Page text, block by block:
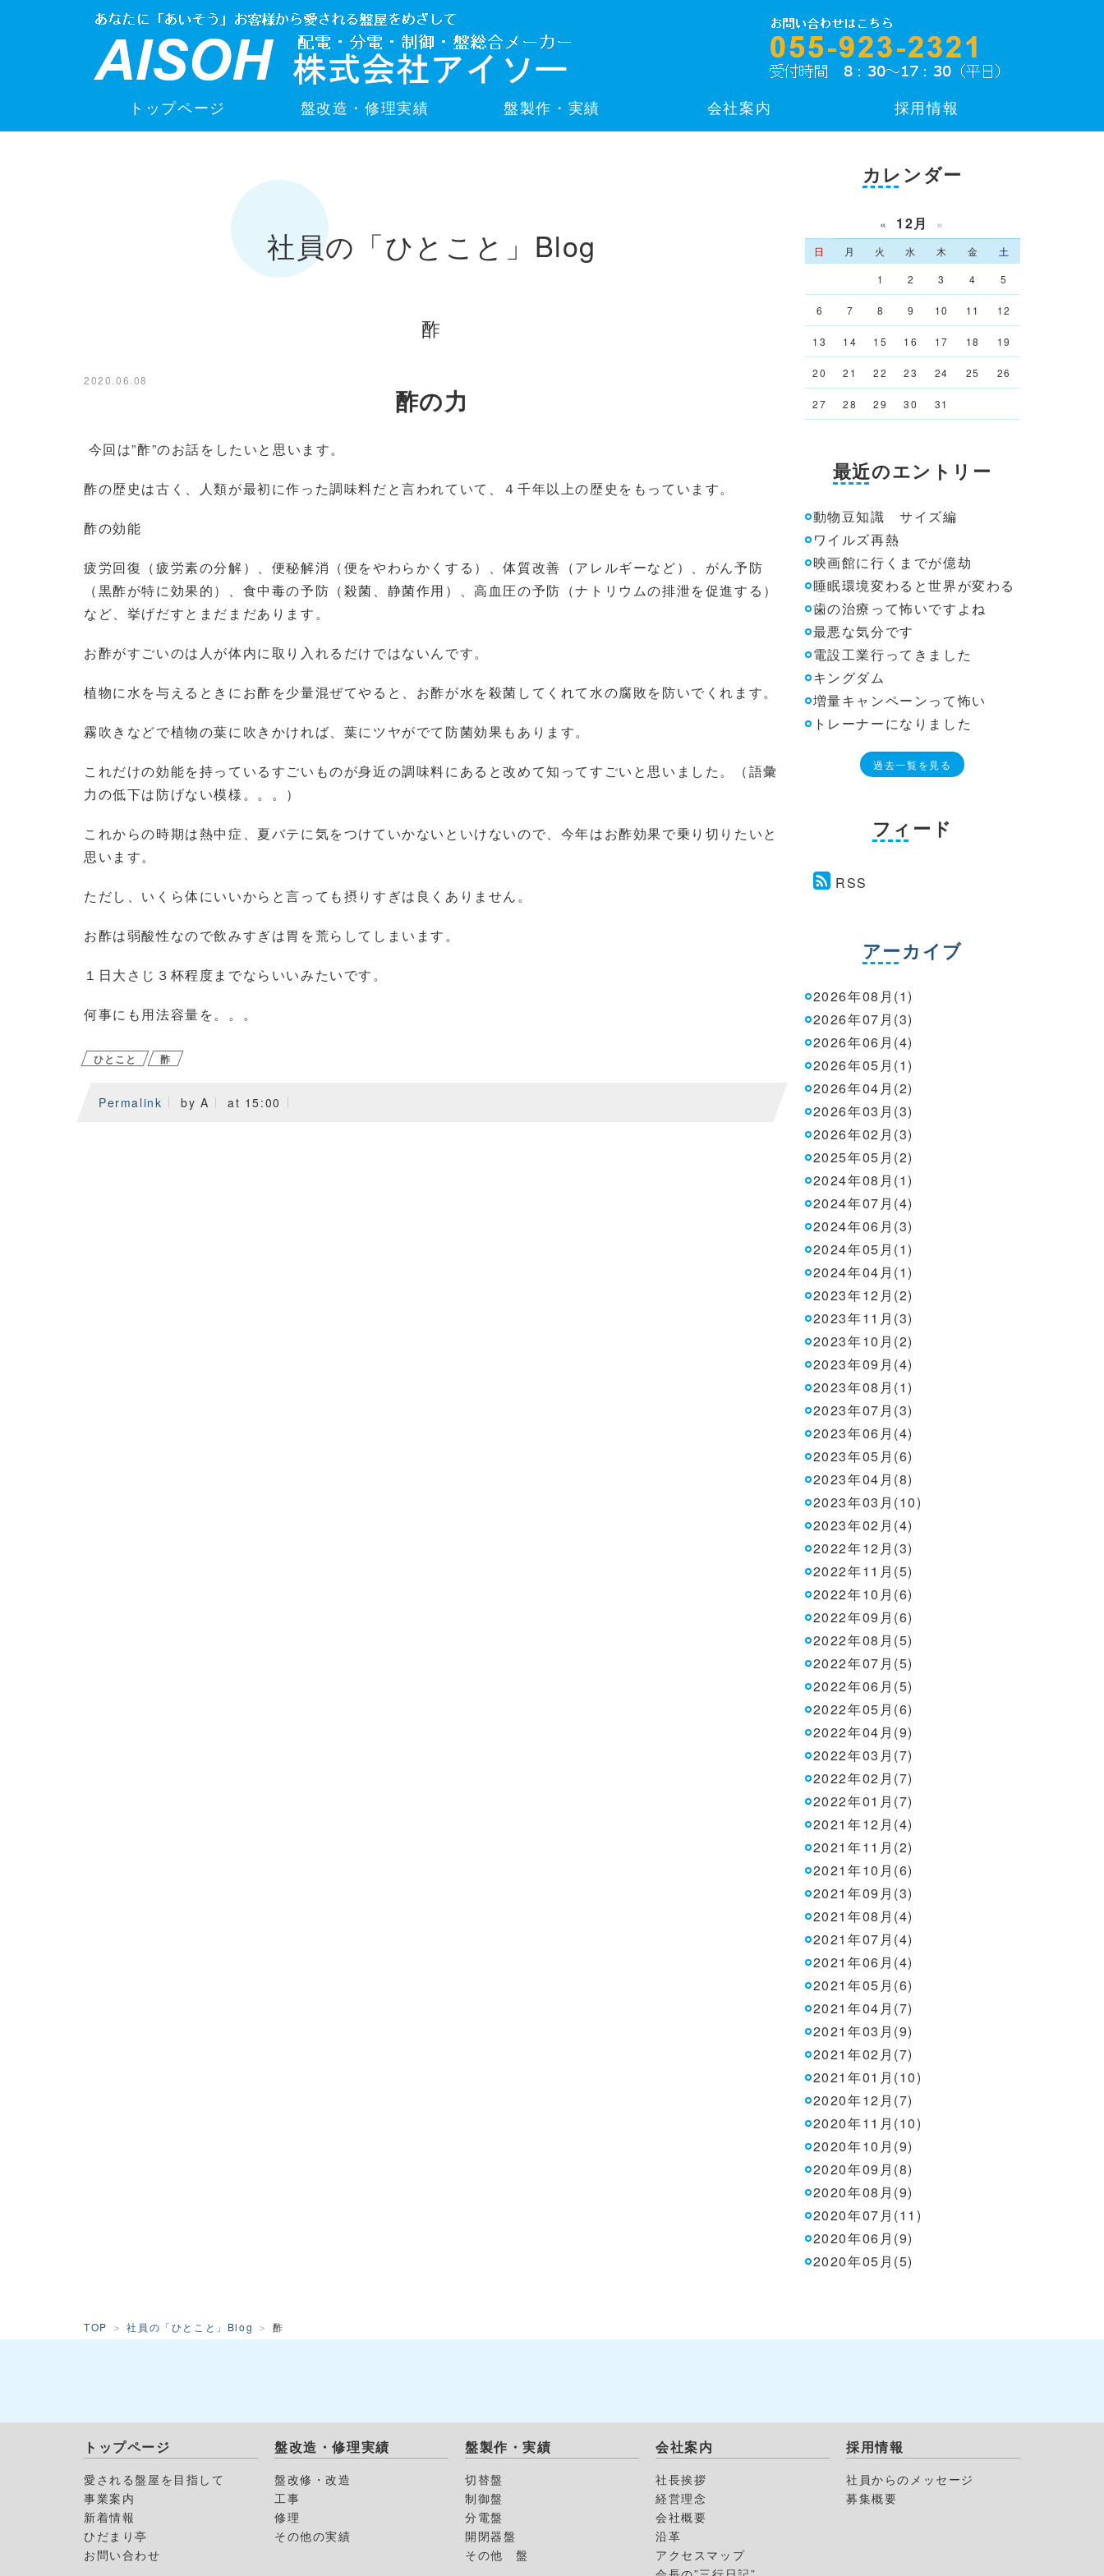
トップページ 盤改造・修理実績 盤製作・実績 会社案内 採用情報
社員の「ひとこと」Blog
酢
2020.06.08
酢の力
今回は”酢”のお話をしたいと思います。
酢の歴史は古く、人類が最初に作った調味料だと言われていて、４千年以上の歴史をもっています。
酢の効能
疲労回復（疲労素の分解）、便秘解消（便をやわらかくする）、体質改善（アレルギーなど）、がん予防
（黒酢が特に効果的）、食中毒の予防（殺菌、静菌作用）、高血圧の予防（ナトリウムの排泄を促進する）
など、挙げだすとまだまだあります。
お酢がすごいのは人が体内に取り入れるだけではないんです。
植物に水を与えるときにお酢を少量混ぜてやると、お酢が水を殺菌してくれて水の腐敗を防いでくれます。
霧吹きなどで植物の葉に吹きかければ、葉にツヤがでて防菌効果もあります。
これだけの効能を持っているすごいものが身近の調味料にあると改めて知ってすごいと思いました。（語彙
力の低下は防げない模様。。。）
これからの時期は熱中症、夏バテに気をつけていかないといけないので、今年はお酢効果で乗り切りたいと
思います。
ただし、いくら体にいいからと言っても摂りすぎは良くありません。
お酢は弱酸性なので飲みすぎは胃を荒らしてしまいます。
１日大さじ３杯程度までならいいみたいです。
何事にも用法容量を。。。
ひとこと 酢
Permalink by A at 15:00
カレンダー
« 12月 »
日 月 火 水 木 金
土
1
2 3 4 5
6 7 8 9 10 11 12
13 14 15 16 17 18 19
20 21 22 23 24 25 26
27 28 29 30 31
最近のエントリー
動物豆知識 サイズ編
ワイルズ再熱
映画館に行くまでが億劫
睡眠環境変わると世界が変わる
歯の治療って怖いですよね
最悪な気分です
電設工業行ってきました
キングダム
増量キャンペーンって怖い
トレーナーになりました
過去一覧を見る
フィード
RSS
アーカイブ
2026年08月(1)
2026年07月(3)
2026年06月(4)
2026年05月(1)
2026年04月(2)
2026年03月(3)
2026年02月(3)
2025年05月(2)
2024年08月(1)
2024年07月(4)
2024年06月(3)
2024年05月(1)
2024年04月(1)
2023年12月(2)
2023年11月(3)
2023年10月(2)
2023年09月(4)
2023年08月(1)
2023年07月(3)
2023年06月(4)
2023年05月(6)
2023年04月(8)
2023年03月(10)
2023年02月(4)
2022年12月(3)
2022年11月(5)
2022年10月(6)
2022年09月(6)
2022年08月(5)
2022年07月(5)
2022年06月(5)
2022年05月(6)
2022年04月(9)
2022年03月(7)
2022年02月(7)
2022年01月(7)
2021年12月(4)
2021年11月(2)
2021年10月(6)
2021年09月(3)
2021年08月(4)
2021年07月(4)
2021年06月(4)
2021年05月(6)
2021年04月(7)
2021年03月(9)
2021年02月(7)
2021年01月(10)
2020年12月(7)
2020年11月(10)
2020年10月(9)
2020年09月(8)
2020年08月(9)
2020年07月(11)
2020年06月(9)
2020年05月(5)
TOP 社員の「ひとこと」Blog 酢
トップページ
愛される盤屋を目指して
事業案内
新着情報
ひだまり亭
お問い合わせ
盤改造・修理実績
盤改修・改造
工事
修理
その他の実績
盤製作・実績
切替盤
制御盤
分電盤
開閉器盤
その他 盤
会社案内
社長挨拶
経営理念
会社概要
沿革
アクセスマップ
採用情報
社員からのメッセージ
募集概要